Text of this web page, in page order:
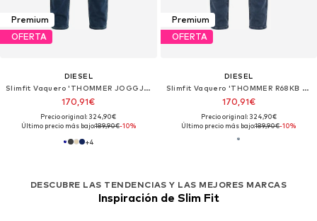
Premium
OFERTA
DIESEL
Slimfit Vaquero 'THOMMER JOGGJEANS Superstretch & Supersoft'
170,91€
Precio original: 324,90€
Último precio más bajo:189,90€-10%
+4
Premium
OFERTA
DIESEL
Slimfit Vaquero 'THOMMER R68KB JOGGJEANS LIGHT & SUPERSTRETCH'
170,91€
Precio original: 324,90€
Último precio más bajo:189,90€-10%
DESCUBRE LAS TENDENCIAS Y LAS MEJORES MARCAS
Inspiración de Slim Fit